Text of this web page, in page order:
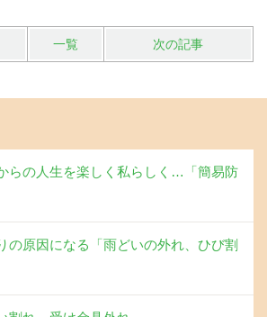
一覧 次の記事
らの人生を楽しく私らしく…「簡易防
の原因になる「雨どいの外れ、ひび割